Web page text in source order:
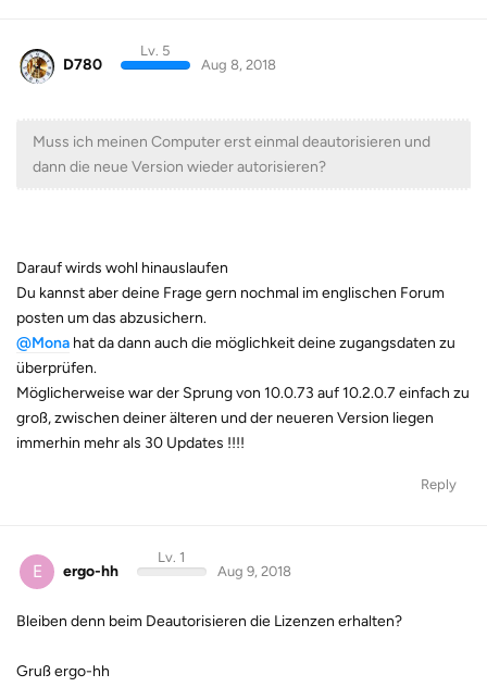
D780
Lv. 5
Aug 8, 2018
Muss ich meinen Computer erst einmal deautorisieren und
dann die neue Version wieder autorisieren?
Darauf wirds wohl hinauslaufen
Du kannst aber deine Frage gern nochmal im englischen Forum
posten um das abzusichern.
@Mona hat da dann auch die möglichkeit deine zugangsdaten zu
überprüfen.
Möglicherweise war der Sprung von 10.0.73 auf 10.2.0.7 einfach zu
groß, zwischen deiner älteren und der neueren Version liegen
immerhin mehr als 30 Updates !!!!
Reply
E ergo-hh
Lv. 1
Aug 9, 2018
Bleiben denn beim Deautorisieren die Lizenzen erhalten?
Gruß ergo-hh